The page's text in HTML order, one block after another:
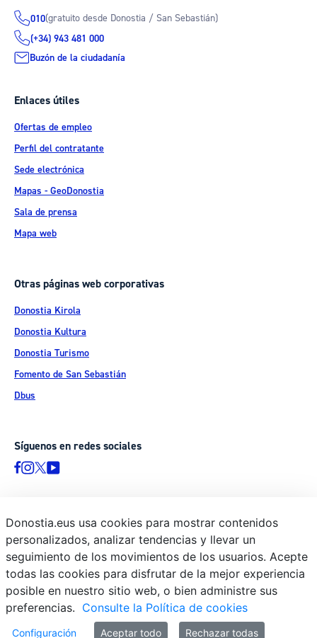
010(gratuito desde Donostia / San Sebastián)
(+34) 943 481 000
Buzón de la ciudadanía
Enlaces útiles
Ofertas de empleo
Perfil del contratante
Sede electrónica
Mapas - GeoDonostia
Sala de prensa
Mapa web
Otras páginas web corporativas
Donostia Kirola
Donostia Kultura
Donostia Turismo
Fomento de San Sebastián
Dbus
Síguenos en redes sociales
© Donostiako Udala - Ayuntamiento de Donostia / San Sebastián
Ijentea 1, 20003 Donostia / San Sebastián
Aviso legal
Política de privacidad
Política de cookies
Declaración de accesibilidad
Donostia.eus usa cookies para mostrar contenidos
personalizados, analizar tendencias y llevar un
seguimiento de los movimientos de los usuarios. Acepte
todas las cookies para disfrutar de la mejor experiencia
posible en nuestro sitio web, o bien administre sus
preferencias. Consulte la Política de cookies
Configuración Aceptar todo Rechazar todas